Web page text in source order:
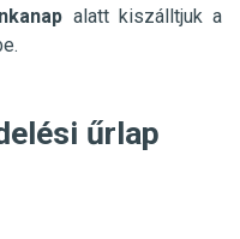
alatt kiszálltjuk a
űrlap